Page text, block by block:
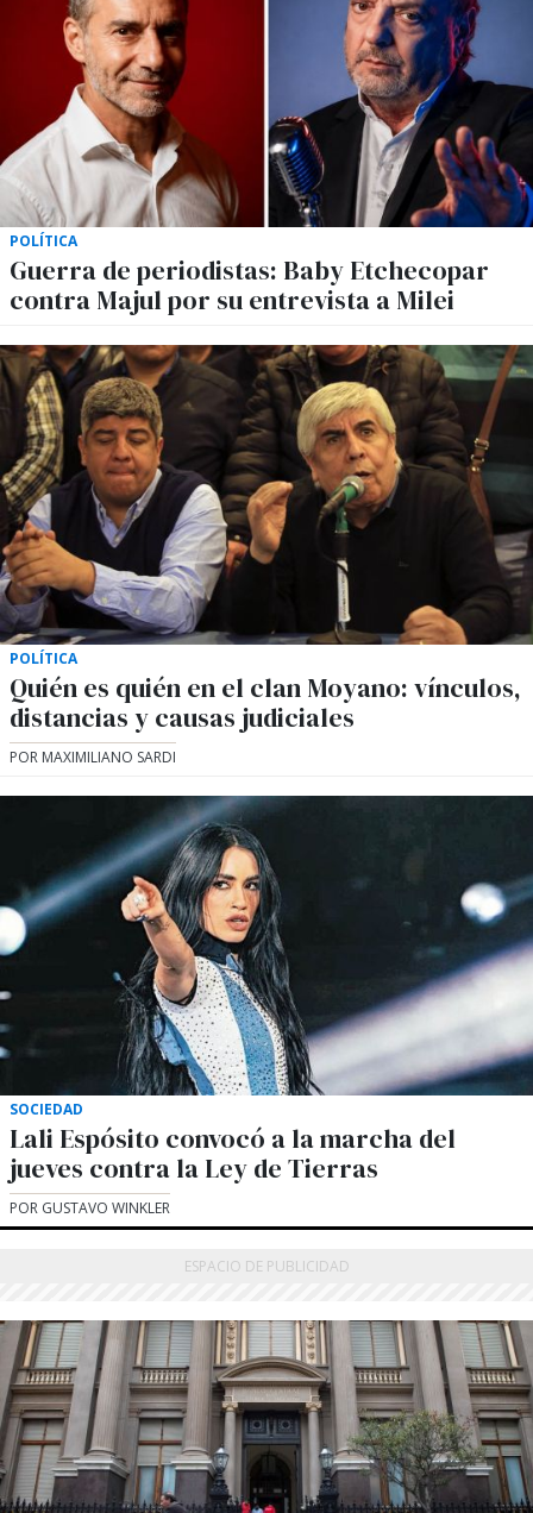
POLÍTICA
Guerra de periodistas: Baby Etchecopar
contra Majul por su entrevista a Milei
POLÍTICA
Quién es quién en el clan Moyano: vínculos,
distancias y causas judiciales
POR MAXIMILIANO SARDI
SOCIEDAD
Lali Espósito convocó a la marcha del
jueves contra la Ley de Tierras
POR GUSTAVO WINKLER